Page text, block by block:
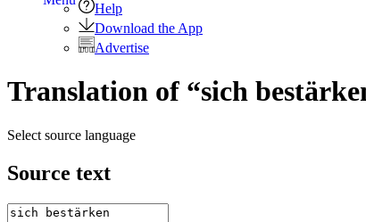
Help
Download the App
Advertise
Translation of “sich
Select source language
Source text